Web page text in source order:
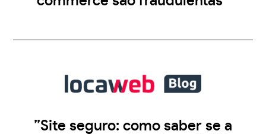
”Site seguro: como saber se a